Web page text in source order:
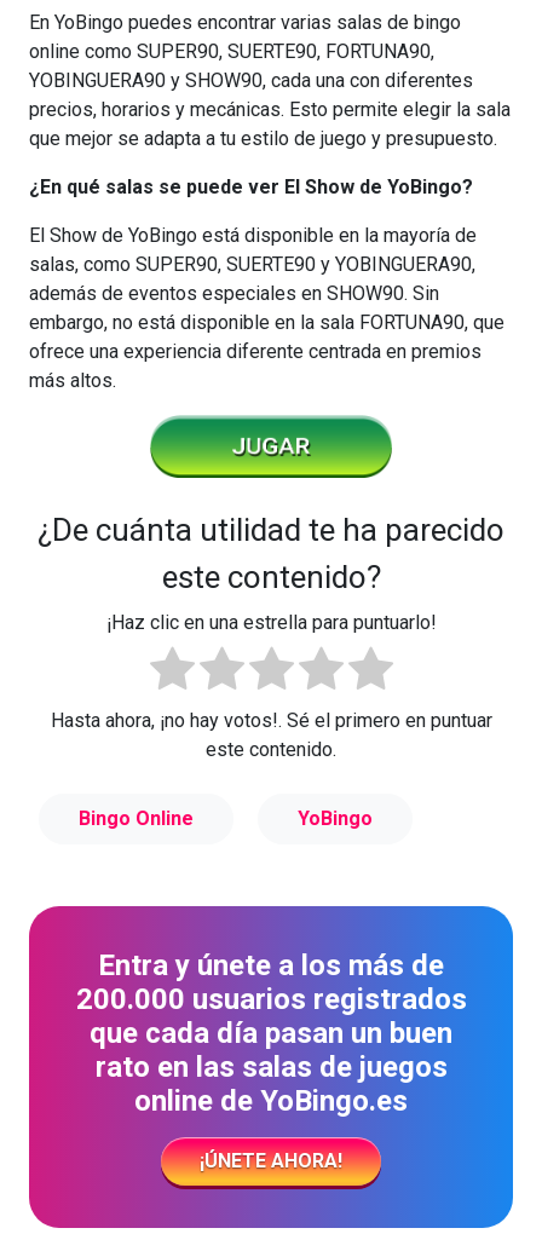
En YoBingo puedes encontrar varias salas de bingo
online como SUPER90, SUERTE90, FORTUNA90,
YOBINGUERA90 y SHOW90, cada una con diferentes
precios, horarios y mecánicas. Esto permite elegir la sala
que mejor se adapta a tu estilo de juego y presupuesto.
¿En qué salas se puede ver El Show de YoBingo?
El Show de YoBingo está disponible en la mayoría de
salas, como SUPER90, SUERTE90 y YOBINGUERA90,
además de eventos especiales en SHOW90. Sin
embargo, no está disponible en la sala FORTUNA90, que
ofrece una experiencia diferente centrada en premios
más altos.
¿De cuánta utilidad te ha parecido
este contenido?
¡Haz clic en una estrella para puntuarlo!
Hasta ahora, ¡no hay votos!. Sé el primero en puntuar
este contenido.
Bingo Online YoBingo
Entra y únete a los más de
200.000 usuarios registrados
que cada día pasan un buen
rato en las salas de juegos
online de YoBingo.es
¡ÚNETE AHORA!